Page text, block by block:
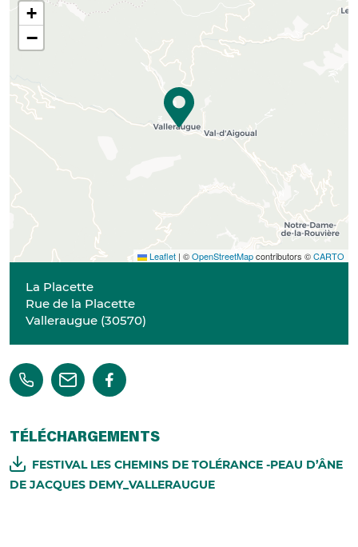
+
−
Leaflet | ©OpenStreetMapcontributors ©CARTO
La Placette
Rue de la Placette
Valleraugue (30570)
TÉLÉCHARGEMENTS
FESTIVAL LES CHEMINS DE TOLÉRANCE -PEAU D’ÂNE
DE JACQUES DEMY_VALLERAUGUE